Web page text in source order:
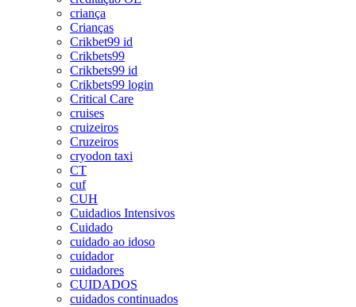
criança
Crianças
Crikbet99 id
Crikbets99
Crikbets99 id
Crikbets99 login
Critical Care
cruises
cruizeiros
Cruzeiros
cryodon taxi
CT
cuf
CUH
Cuidadios Intensivos
Cuidado
cuidado ao idoso
cuidador
cuidadores
CUIDADOS
cuidados continuados